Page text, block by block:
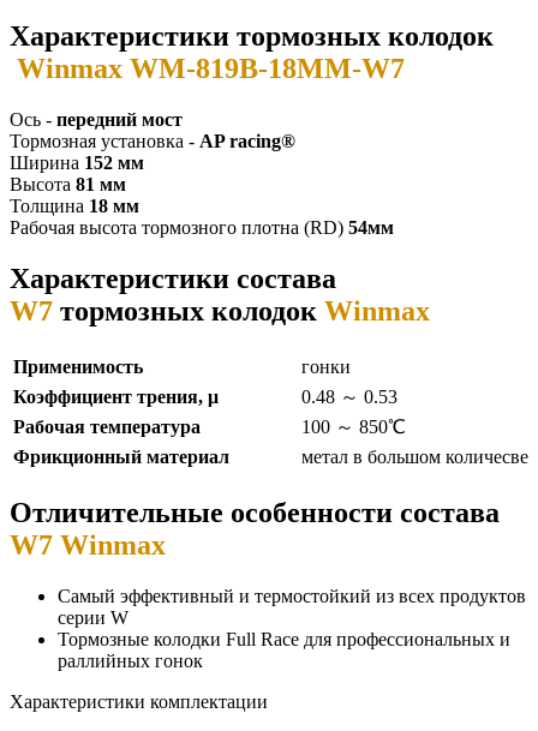
Характеристики тормозных колодок
Winmax WM-819B-18MM-W7
Ось - передний мост
Тормозная установка - AP racing®
Ширина 152 мм
Высота 81 мм
Толщина 18 мм
Рабочая высота тормозного плотна (RD) 54мм
Характеристики состава
W7 тормозных колодок Winmax
Применимость
гонки
Коэффициент трения, μ
0.48 ～ 0.53
Рабочая температура
100 ～ 850℃
Фрикционный материал
метал в большом количесве
Отличительные особенности состава
W7 Winmax
Самый эффективный и термостойкий из всех продуктов
серии W
Тормозные колодки Full Race для профессиональных и
раллийных гонок
Характеристики комплектации